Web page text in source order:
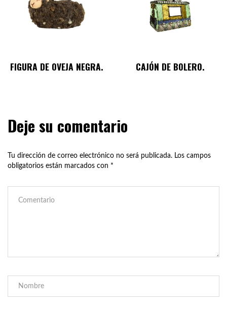
FIGURA DE OVEJA NEGRA. CAJÓN DE BOLERO.
Deje su comentario
Tu dirección de correo electrónico no será publicada. Los campos
obligatorios están marcados con *